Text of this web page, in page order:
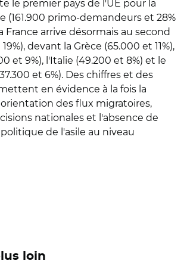
le premier pays de l'UE pour la
(161.900 primo-demandeurs et 28%
France arrive désormais au second
devant la Grèce (65.000 et 11%),
et 9%), l'Italie (49.200 et 8%) et le
et 6%). Des chiffres et des
en évidence à la fois la
des flux migratoires,
nationales et l'absence de
de l'asile au niveau
loin